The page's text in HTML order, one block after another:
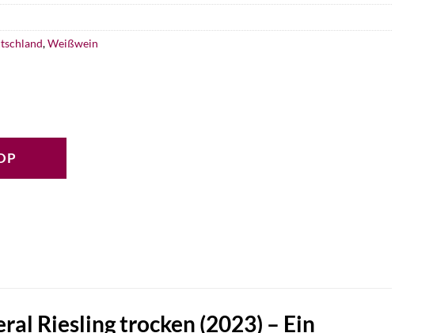
,Weißwein
Riesling trocken (2023) – Ein